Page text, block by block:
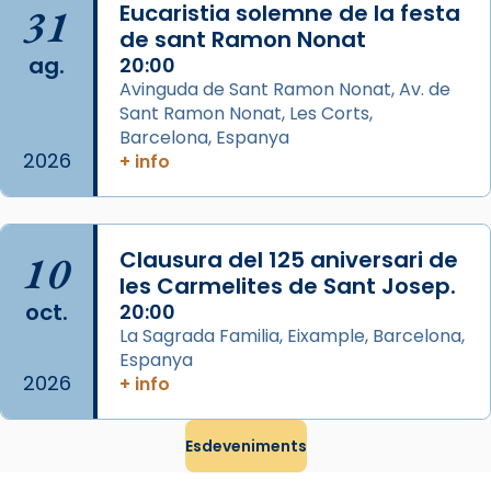
comitè organitzador de la visita apostòlica
del Sant Pare Lleó XIV a Barcelona, i als
col·laboradors, a la Catedral de Barcelona.
L’arquebisbe de Barcelona, el cardenal Joan
Josep Omella, ha presidit la missa i l’ha
concelebrat el bisbe auxiliar de Barcelona,
Mons. David Abadías.
📸 Dr. G. Simón
Photo
View on Facebook Share
Arquebisbat de Barcelona
2 weeks ago
Memòria de les santes Juliana i
Semproniana, verges i màrtirs.
31
ag.
2026
Eucaristia solemne de la festa
de sant Ramon Nonat
20:00
Avinguda de Sant Ramon Nonat, Av. de
Sant Ramon Nonat, Les Corts,
Barcelona, Espanya
+ info
10
oct.
2026
Clausura del 125 aniversari de
les Carmelites de Sant Josep.
20:00
La Sagrada Familia, Eixample, Barcelona,
Espanya
+ info
Esdeveniments